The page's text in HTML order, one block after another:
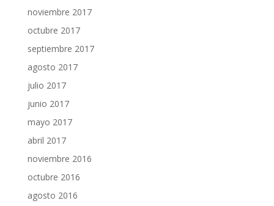
noviembre 2017
octubre 2017
septiembre 2017
agosto 2017
julio 2017
junio 2017
mayo 2017
abril 2017
noviembre 2016
octubre 2016
agosto 2016